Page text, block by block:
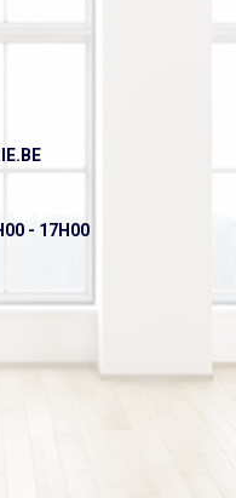
- 17H00